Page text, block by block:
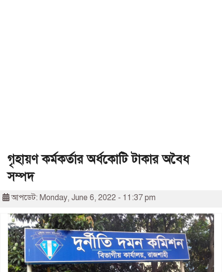
গৃহায়ণ কর্মকর্তার অর্ধকোটি টাকার অবৈধ
সম্পদ
আপডেট: Monday, June 6, 2022 - 11:37 pm